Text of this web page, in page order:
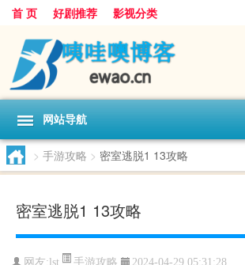
首 页 好剧推荐 影视分类
网站导航
> 手游攻略 > 密室逃脱1 13攻略
密室逃脱1 13攻略
网友: lst 手游攻略 2024-04-29 05:31:28